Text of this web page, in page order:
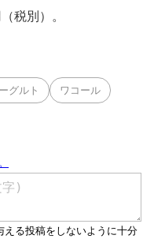
税別）。
グルト ワコール